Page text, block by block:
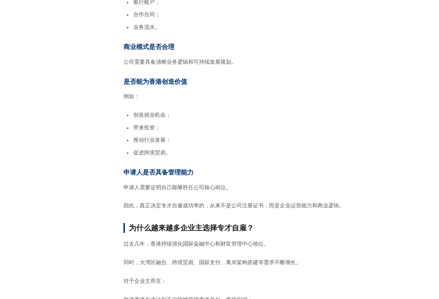
银行账户；
合作合同；
业务流水。
商业模式是否合理
公司需要具备清晰业务逻辑和可持续发展规划。
是否能为香港创造价值
例如：
创造就业机会；
带来投资；
推动行业发展；
促进跨境贸易。
申请人是否具备管理能力
申请人需要证明自己能够胜任公司核心岗位。
因此，真正决定专才自雇成功率的，从来不是公司注册证书，而是企业运营能力和商业逻辑。
为什么越来越多企业主选择专才自雇？
过去几年，香港持续强化国际金融中心和财富管理中心地位。
同时，大湾区融合、跨境贸易、国际支付、离岸架构搭建等需求不断增长。
对于企业主而言：